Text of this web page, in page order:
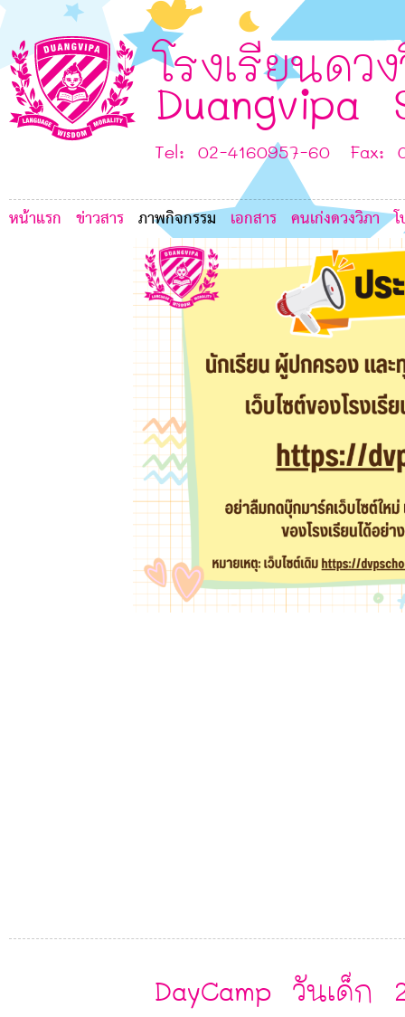
โรงเรียนดว
Duangvipa
Tel: 02-4160957-60 Fax:
หน้าแรก ข่าวสาร ภาพกิจกรรม เอกสาร คนเก่งดวงวิภา
DayCamp วันเด็ก
7 8
8
6
L